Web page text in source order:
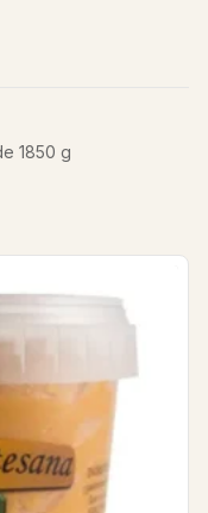
1850 g